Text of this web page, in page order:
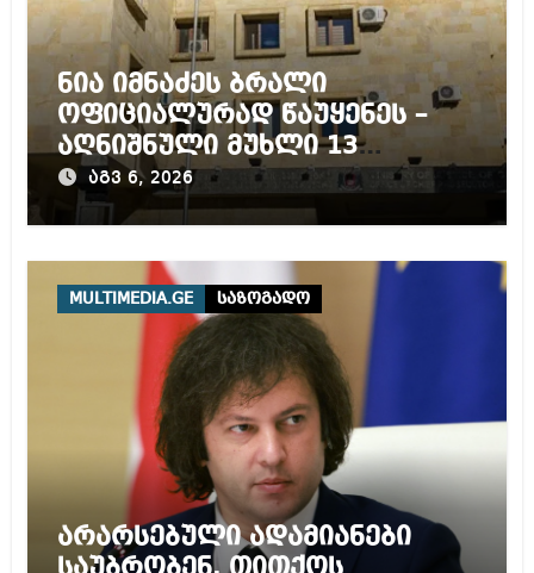
ნია იმნაძეს ბრალი
ოფიციალურად წაუყენეს –
აღნიშნული მუხლი 13
წლამდე პატიმრობას
ითვალისწინებს
აგვ 6, 2026
MULTIMEDIA.GE საზოგადო
არარსებული ადამიანები